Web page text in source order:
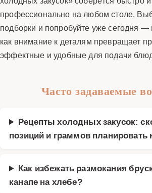
профессионально на любом столе.
подборки и попробуйте уже сегодня —
как внимание к деталям превращает
эффектные и удобные для подачи
Часто задаваемые
Рецепты холодных закусок:
позиций и граммов планировать
Как избежать размокания
канапе на хлебе?